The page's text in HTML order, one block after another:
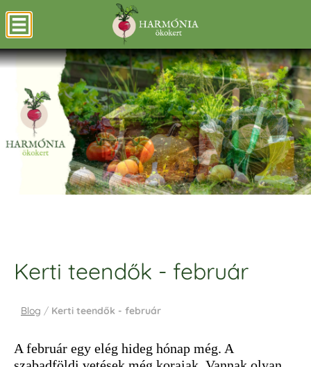
Kerti teendők - február
Blog / Kerti teendők - február
A február egy elég hideg hónap még. A